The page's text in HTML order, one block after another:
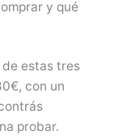
y qué
estas tres
con un
probar.